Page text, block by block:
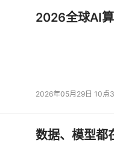
2026全球AI
2026年05月29日 10点
数据、模型都